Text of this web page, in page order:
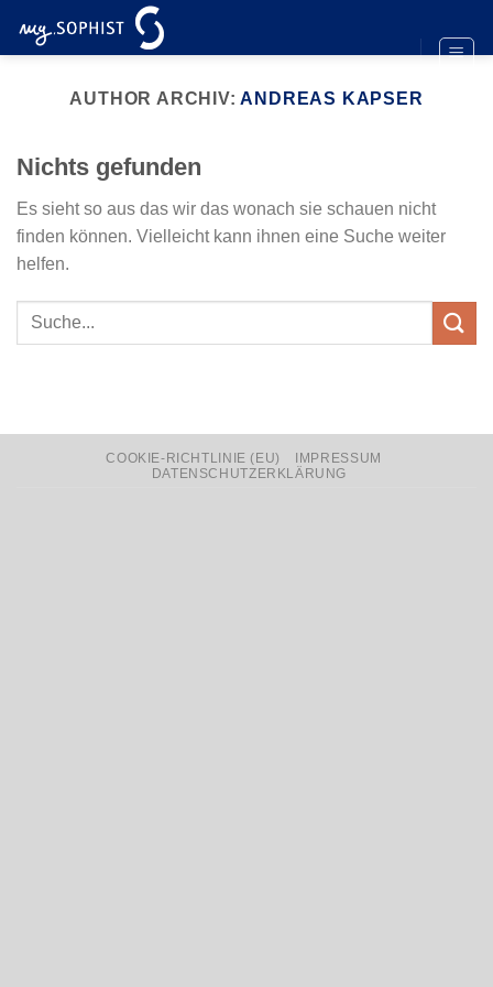
Inhalt
AUTHOR ARCHIV:ANDREAS KAPSER
Nichts gefunden
Es sieht so aus das wir das wonach sie schauen nicht
finden können. Vielleicht kann ihnen eine Suche weiter
helfen.
COOKIE-RICHTLINIE (EU)
IMPRESSUM
DATENSCHUTZERKLÄRUNG